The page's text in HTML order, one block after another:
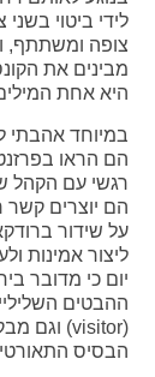
לידי ביטוי
צופה ומשתתף,
מבינים את
היא אחת
במיוחד אהבתי
הם הראו
רגשי עם הקהל
הם יוצרים קשר
על שידור
ליצור אמינות
יום כי מדובר
ההבטים
הבסיס